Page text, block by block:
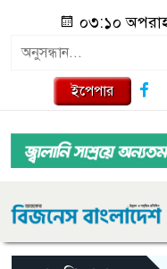
০৩:১০
ইপেপার